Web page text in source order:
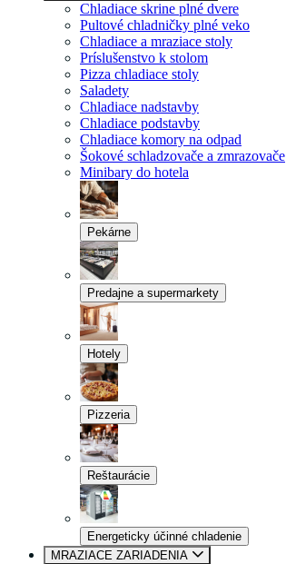
Chladiace skrine plné dvere
Pultové chladničky plné veko
Chladiace a mraziace stoly
Príslušenstvo k stolom
Pizza chladiace stoly
Saladety
Chladiace nadstavby
Chladiace podstavby
Chladiace komory na odpad
Šokové schladzovače a zmrazovače
Minibary do hotela
Pekárne
Predajne a supermarkety
Hotely
Pizzeria
Reštaurácie
Energeticky účinné chladenie
MRAZIACE ZARIADENIA